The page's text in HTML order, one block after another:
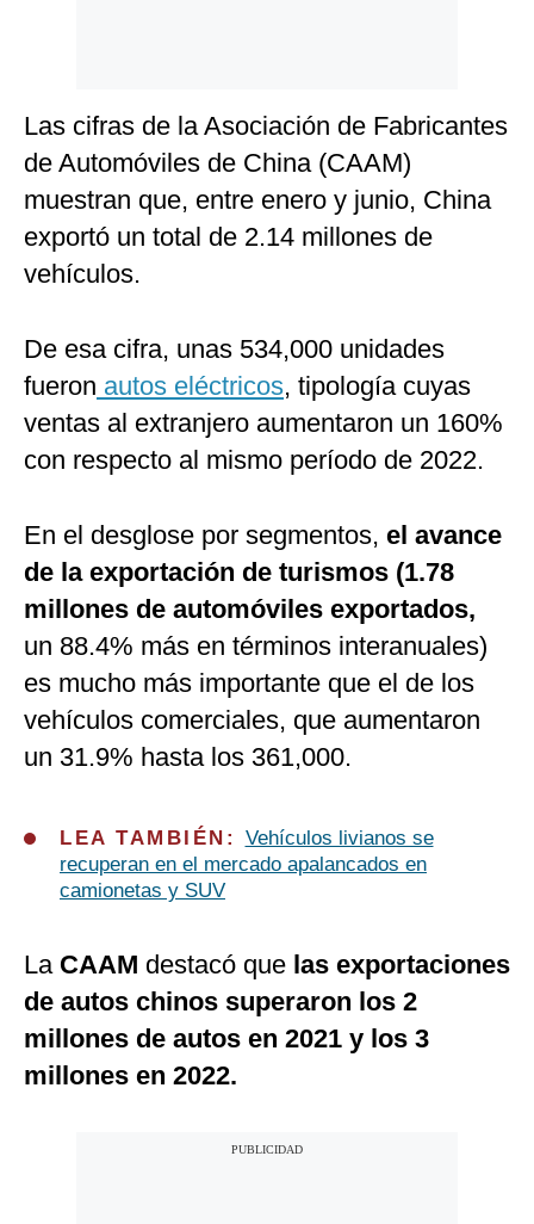
Las cifras de la Asociación de Fabricantes
de Automóviles de China (CAAM)
muestran que, entre enero y junio, China
exportó un total de 2.14 millones de
vehículos.
De esa cifra, unas 534,000 unidades
fueron autos eléctricos, tipología cuyas
ventas al extranjero aumentaron un 160%
con respecto al mismo período de 2022.
En el desglose por segmentos, el avance
de la exportación de turismos (1.78
millones de automóviles exportados,
un 88.4% más en términos interanuales)
es mucho más importante que el de los
vehículos comerciales, que aumentaron
un 31.9% hasta los 361,000.
LEA TAMBIÉN: Vehículos livianos se
recuperan en el mercado apalancados en
camionetas y SUV
La CAAM destacó que las exportaciones
de autos chinos superaron los 2
millones de autos en 2021 y los 3
millones en 2022.